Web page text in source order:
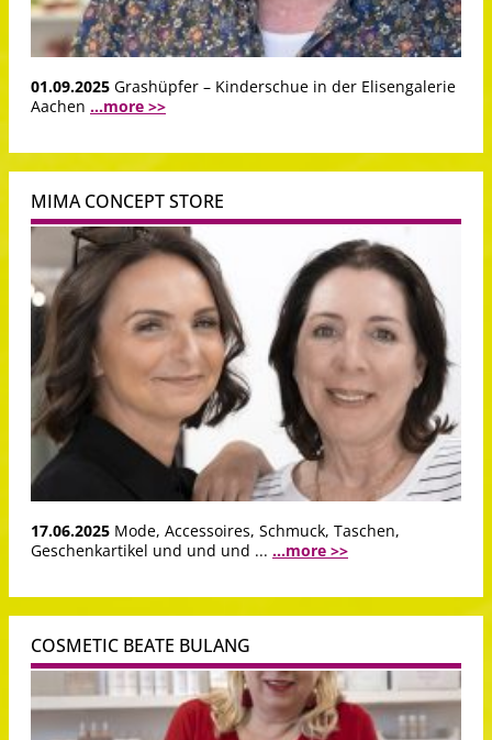
01.09.2025 Grashüpfer – Kinderschue in der Elisengalerie
Aachen ...more >>
MIMA CONCEPT STORE
17.06.2025 Mode, Accessoires, Schmuck, Taschen,
Geschenkartikel und und und ... ...more >>
COSMETIC BEATE BULANG